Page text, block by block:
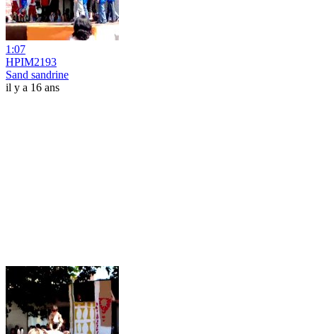
1:07
HPIM2193
Sand sandrine
il y a 16 ans